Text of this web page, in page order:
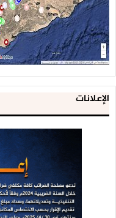
الإعلانات